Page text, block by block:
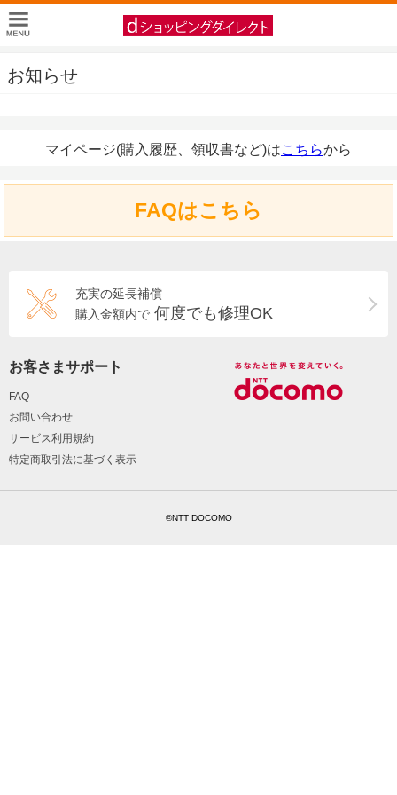
お知らせ
マイページ(購入履歴、領収書など)はこちらから
FAQはこちら
充実の延長補償
購入金額内で 何度でも修理OK
お客さまサポート
FAQ
お問い合わせ
サービス利用規約
特定商取引法に基づく表示
©NTT DOCOMO